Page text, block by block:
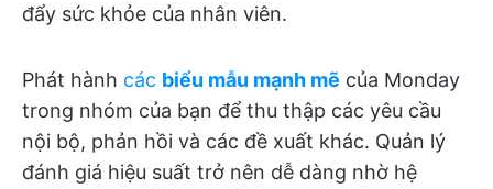
đẩy sức khỏe của nhân viên.
Phát hành các biểu mẫu mạnh mẽ của Monday
trong nhóm của bạn để thu thập các yêu cầu
nội bộ, phản hồi và các đề xuất khác. Quản lý
đánh giá hiệu suất trở nên dễ dàng nhờ hệ